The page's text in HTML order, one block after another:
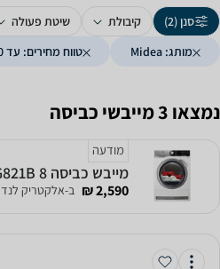
סנן (2) קיבולת שיטת פעולה
מותג: Midea
טווח מחירים: עד 1,500 ש"ח
נמצאו 3 מייבשי כביסה
מודעה
מייבש כביסה AEG TX6G821B 8 ק''ג קונדנסור 2800 וואט
2,590 ₪ ב-אלקטריק לנד